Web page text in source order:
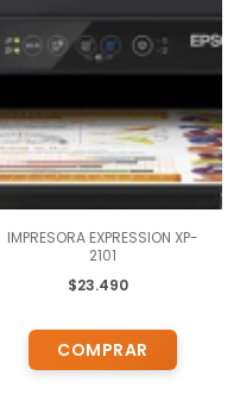
IMPRESORA EXPRESSION XP-
2101
$23.490